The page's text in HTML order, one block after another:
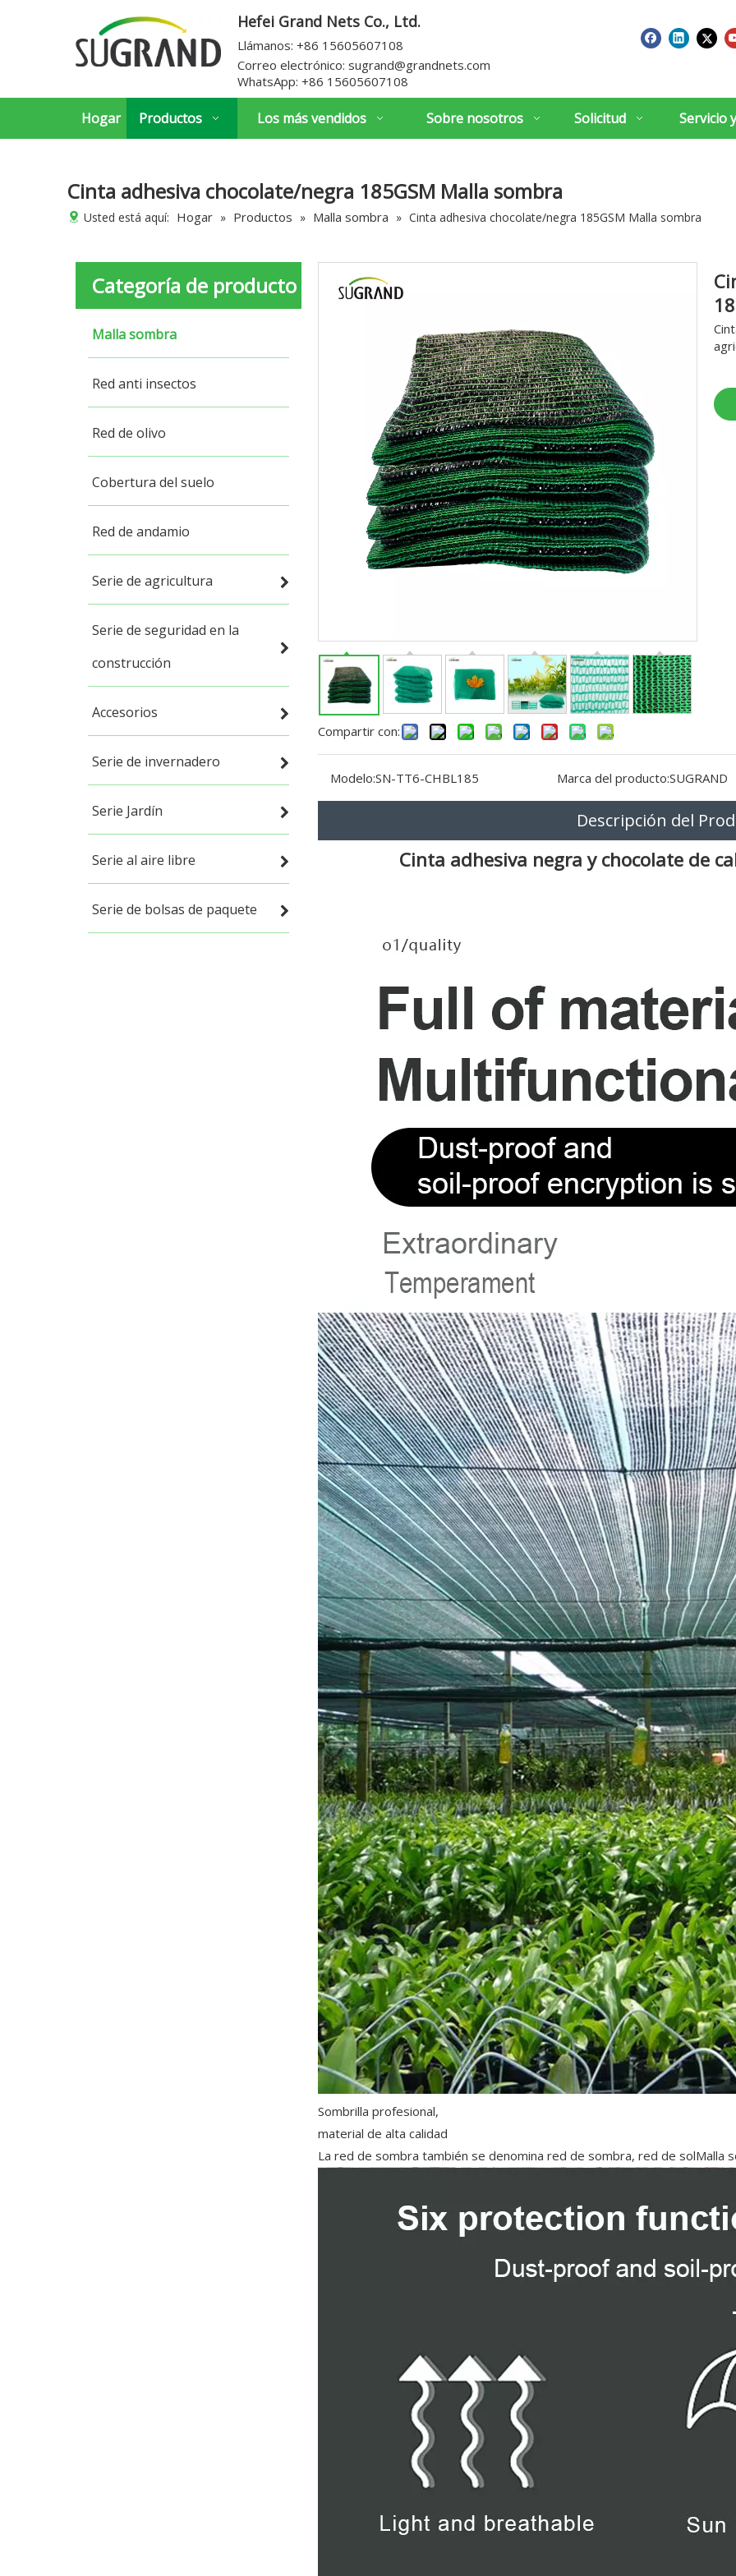
Hefei Grand Nets Co., Ltd.
Llámanos: +86 15605607108
Correo electrónico: sugrand@grandnets.com
WhatsApp: +86 15605607108
Hogar Productos Los más vendidos Sobre nosotros Solicitud Servicio
Cinta adhesiva chocolate/negra 185GSM Malla sombra
Usted está aquí: Hogar » Productos » Malla sombra » Cinta adhesiva chocolate/negra 185GSM Malla sombra
Categoría de producto
Malla sombra
Red anti insectos
Red de olivo
Cobertura del suelo
Red de andamio
Serie de agricultura
Serie de seguridad en la
construcción
Accesorios
Serie de invernadero
Serie Jardín
Serie al aire libre
Serie de bolsas de paquete
Compartir con:
Modelo:SN-TT6-CHBL185 Marca del producto:SUGRAND
Descripción del
Cinta adhesiva negra y chocolate de
Sombrilla profesional,
material de alta calidad
La red de sombra también se denomina red de sombra, red de solMalla